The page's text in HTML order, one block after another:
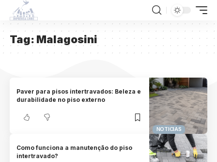
Tag: Malagosini
NOTICIAS
Paver para pisos intertravados: Beleza e
durabilidade no piso externo
Como funciona a manutenção do piso
intertravado?